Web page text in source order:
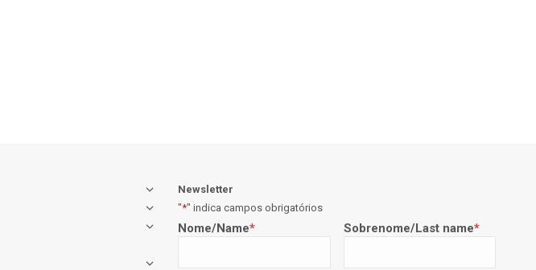
Newsletter
"*" indica campos obrigatórios
Nome/Name* Sobrenome/Last name*